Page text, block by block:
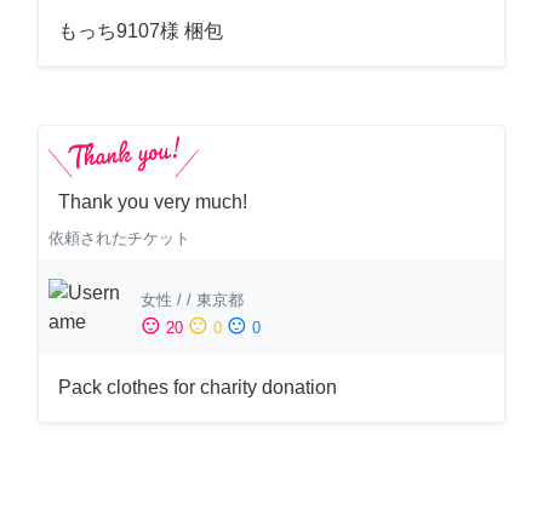
もっち9107様 梱包
Thank you very much!
依頼されたチケット
女性 / / 東京都
sentiment_satisfied 20 sentiment_neutral 0 sentiment_dissatisfied 0
Pack clothes for charity donation